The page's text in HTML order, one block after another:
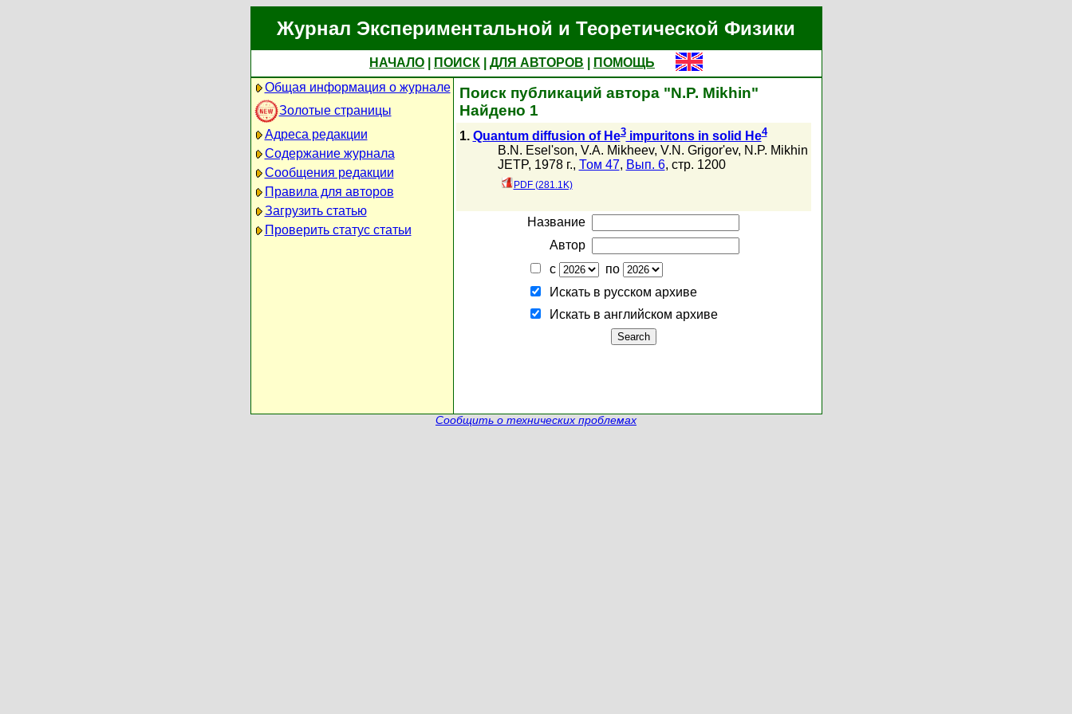
Журнал Экспериментальной и Теоретической Физики
НАЧАЛО ПОИСК ДЛЯ АВТОРОВ
ПОМОЩЬ
Общая информация о журнале
Золотые страницы
Адреса редакции
Содержание журнала
Сообщения редакции
Правила для авторов
Загрузить статью
Проверить статус статьи
Поиск публикаций автора "N.P. Mikhin"
Найдено 1
1. Quantum diffusion of He3impuritons in solid He4
B.N. Esel'son, V.A. Mikheev, V.N. Grigor'ev, N.P. Mikhin
JETP, 1978 г., Том 47, Вып. 6, стр. 1200
PDF (281.1K)
Название
Автор
с
по
Искать в русском архиве
Искать в английском архиве
Сообщить о технических проблемах